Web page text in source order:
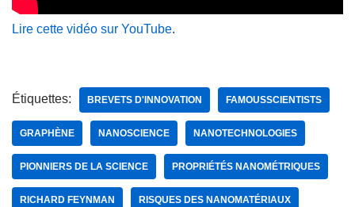
Lire cette vidéo sur YouTube.
Étiquettes: BREVETS D'INNOVATION FAMOUSSCIENTISTS
GRAPHÈNE NANOSCIENCE NANOTECHNOLOGIES
PIONNIERS DE LA SCIENCE PROPRIÉTÉS NANOMÉTRIQUES
RICHARD FEYNMAN RISQUES DES NANOMATÉRIAUX